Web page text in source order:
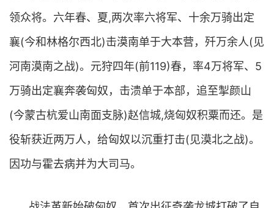
领众将。六年春、夏,两次率六将军、十余万骑出定
襄(今和林格尔西北)击漠南单于大本营，歼万余人(见
河南漠南之战)。元狩四年(前119)春，率4万将军、5
万骑出定襄奔袭匈奴，击溃单于本部，追至掣颜山
(今蒙古杭爱山南面支脉)赵信城,烧匈奴积粟而还。是
役斩获近两万人，给匈奴以沉重打击(见漠北之战)。
因功与霍去病并为大司马。